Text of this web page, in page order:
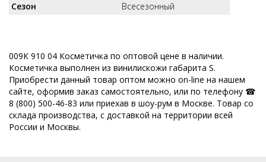
Сезон
Всесезонный
009К 910 04 Косметичка по оптовой цене в наличии.
Косметичка выполнен из винилискожи габарита S.
Приобрести данный товар оптом можно on-line на нашем
сайте, оформив заказ самостоятельно, или по телефону ☎
8 (800) 500-46-83 или приехав в шоу-рум в Москве. Товар со
склада производства, с доставкой на территории всей
России и Москвы.